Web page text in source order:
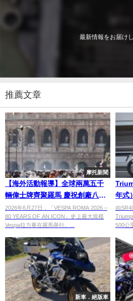
最新情報をお届け
推薦文章
摩托新聞
【海外活動報導】全球兩萬五千
輛偉士牌齊聚羅馬 慶祝創廠八十
週年盛大車隊遊行
2026年6月27日，「VESPA ROMA 2026 –
80 YEARS OF AN ICON」史上最大規模
Vespa拉力賽在羅馬舉行。...
年式
｜雙
油耗
由
500公
新車．絕版車